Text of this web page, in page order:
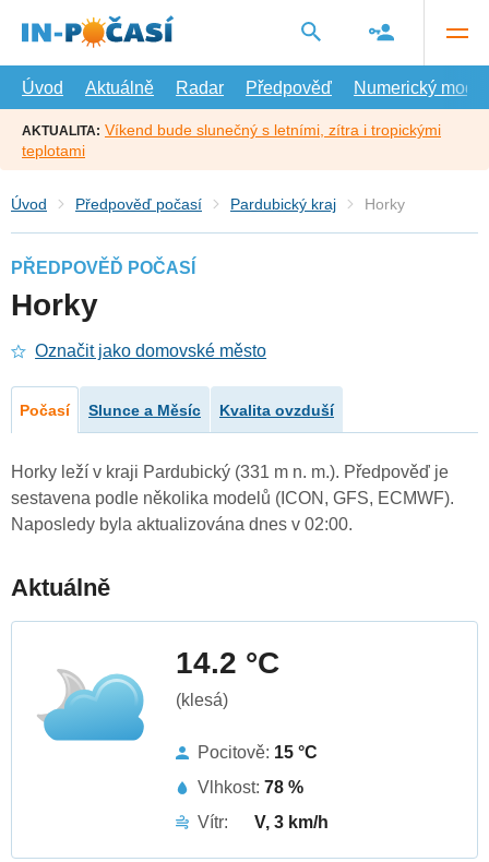
hlavní
Úvod
Aktuálně Radar Předpověď Numerický model
AKTUALITA: Víkend bude slunečný s letními, zítra i tropickými
teplotami
Úvod Předpověď počasí Pardubický kraj Horky
PŘEDPOVĚĎ POČASÍ
Horky
Označit jako domovské město
Počasí Slunce a Měsíc Kvalita ovzduší
Horky leží v kraji Pardubický (331 m n. m.). Předpověď je
sestavena podle několika modelů (ICON, GFS, ECMWF).
Naposledy byla aktualizována dnes v 02:00.
Aktuálně
14.2 °C
(klesá)
Pocitově: 15 °C
Vlhkost: 78 %
Vítr:
V, 3 km/h